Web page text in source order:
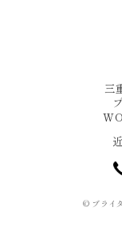
三
© ブライ